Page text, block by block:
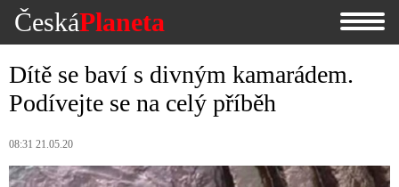
ČeskáPlaneta
Dítě se baví s divným kamarádem.
Podívejte se na celý příběh
08:31 21.05.20